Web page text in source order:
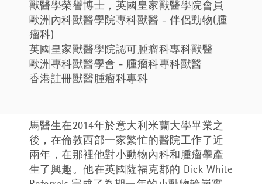
獸醫學榮譽博士，英國皇家獸醫學院會員
歐洲內科獸醫學院專科獸醫 - 伴侶動物(腫
瘤科)
英國皇家獸醫學院認可腫瘤科專科獸醫
歐洲專科獸醫學會 - 腫瘤科專科獸醫
香港註冊獸醫腫瘤科專科
馬醫生在2014年於意大利米蘭大學畢業之
後，在倫敦西部一家繁忙的醫院工作了近
兩年，在那裡他對小動物內科和腫瘤學產
生了興趣。他在英國薩福克郡的 Dick White